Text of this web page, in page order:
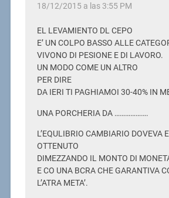
18/12/2015 a las 3:55 PM
EL LEVAMIENTO DL CEPO
E’ UN COLPO BASSO ALLE
VIVONO DI PESIONE E DI LAVORO.
UN MODO COME UN ALTRO
PER DIRE
DA IERI TI PAGHIAMOI 30-40% IN
UNA PORCHERIA DA ……………….
L’EQULIBRIO CAMBIARIO DOVEVA
OTTENUTO
DIMEZZANDO IL MONTO DI
E CO UNA BCRA CHE GARANTIVA
L’ATRA META’.